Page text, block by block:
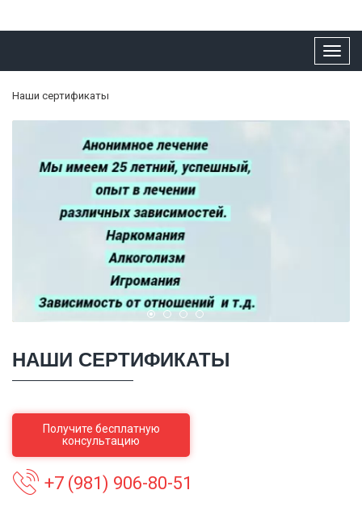
Наши сертификаты
НАШИ СЕРТИФИКАТЫ
Получите бесплатную
консультацию
+7 (981) 906-80-51